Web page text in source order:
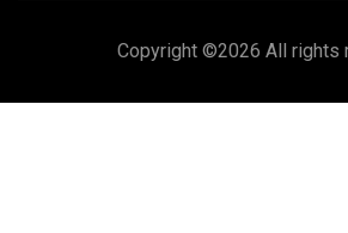
Copyright ©2026 All rights